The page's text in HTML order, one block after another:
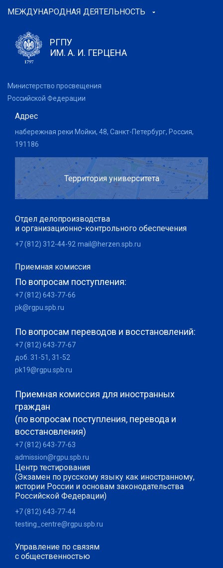
МЕЖДУНАРОДНАЯ ДЕЯТЕЛЬНОСТЬ
РГПУ
ИМ. А. И. ГЕРЦЕНА
Министерство просвещения
Российской Федерации
Адрес
набережная реки Мойки, 48, Санкт-Петербург, Россия,
191186
Территория университета
Отдел делопроизводства
и организационно-контрольного обеспечения
+7 (812) 312-44-92 mail@herzen.spb.ru
Приемная комиссия
По вопросам поступления:
+7 (812) 643-77-66
pk@rgpu.spb.ru
По вопросам переводов и восстановлений:
+7 (812) 643-77-67
доб. 31-51, 31-52
pk19@rgpu.spb.ru
Приемная комиссия для иностранных
граждан
(по вопросам поступления, перевода и
восстановления)
+7 (812) 643-77-63
admission@rgpu.spb.ru
Центр тестирования
(Экзамен по русскому языку как иностранному,
истории России и основам законодательства
Российской Федерации)
+7 (812) 643-77-44
testing_centre@rgpu.spb.ru
Управление по связям
с общественностью